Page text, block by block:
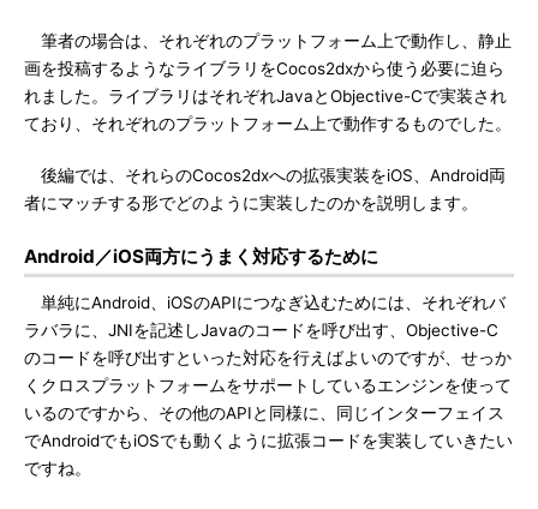
筆者の場合は、それぞれのプラットフォーム上で動作し、静止
画を投稿するようなライブラリをCocos2dxから使う必要に迫ら
れました。ライブラリはそれぞれJavaとObjective-Cで実装され
ており、それぞれのプラットフォーム上で動作するものでした。
後編では、それらのCocos2dxへの拡張実装をiOS、Android両
者にマッチする形でどのように実装したのかを説明します。
Android／iOS両方にうまく対応するために
単純にAndroid、iOSのAPIにつなぎ込むためには、それぞれバ
ラバラに、JNIを記述しJavaのコードを呼び出す、Objective-C
のコードを呼び出すといった対応を行えばよいのですが、せっか
くクロスプラットフォームをサポートしているエンジンを使って
いるのですから、その他のAPIと同様に、同じインターフェイス
でAndroidでもiOSでも動くように拡張コードを実装していきたい
ですね。